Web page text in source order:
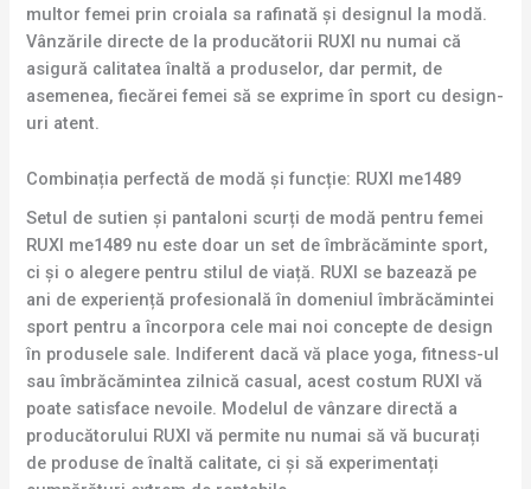
multor femei prin croiala sa rafinată și designul la modă.
Vânzările directe de la producătorii RUXI nu numai că
asigură calitatea înaltă a produselor, dar permit, de
asemenea, fiecărei femei să se exprime în sport cu design-
uri atent.
Combinația perfectă de modă și funcție: RUXI me1489
Setul de sutien și pantaloni scurți de modă pentru femei
RUXI me1489 nu este doar un set de îmbrăcăminte sport,
ci și o alegere pentru stilul de viață. RUXI se bazează pe
ani de experiență profesională în domeniul îmbrăcămintei
sport pentru a încorpora cele mai noi concepte de design
în produsele sale. Indiferent dacă vă place yoga, fitness-ul
sau îmbrăcămintea zilnică casual, acest costum RUXI vă
poate satisface nevoile. Modelul de vânzare directă a
producătorului RUXI vă permite nu numai să vă bucurați
de produse de înaltă calitate, ci și să experimentați